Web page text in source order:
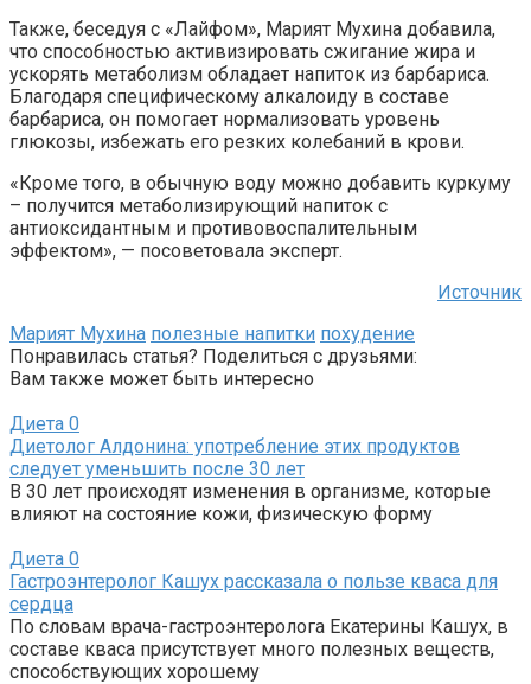
Также, беседуя с «Лайфом», Марият Мухина добавила,
что способностью активизировать сжигание жира и
ускорять метаболизм обладает напиток из барбариса.
Благодаря специфическому алкалоиду в составе
барбариса, он помогает нормализовать уровень
глюкозы, избежать его резких колебаний в крови.
«Кроме того, в обычную воду можно добавить куркуму
– получится метаболизирующий напиток с
антиоксидантным и противовоспалительным
эффектом», — посоветовала эксперт.
Источник
Марият Мухина полезные напитки похудение
Понравилась статья? Поделиться с друзьями:
Вам также может быть интересно
Диета 0
Диетолог Алдонина: употребление этих продуктов
следует уменьшить после 30 лет
В 30 лет происходят изменения в организме, которые
влияют на состояние кожи, физическую форму
Диета 0
Гастроэнтеролог Кашух рассказала о пользе кваса для
сердца
По словам врача-гастроэнтеролога Екатерины Кашух, в
составе кваса присутствует много полезных веществ,
способствующих хорошему